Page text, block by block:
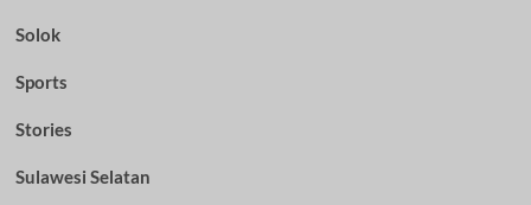
Solok
Sports
Stories
Sulawesi Selatan